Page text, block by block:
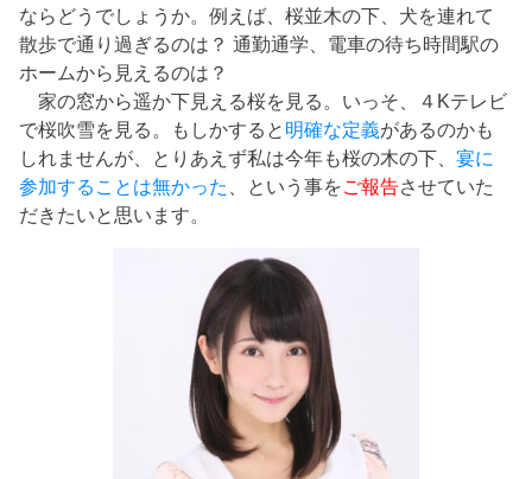
ならどうでしょうか。例えば、桜並木の下、犬を連れて
散歩で通り過ぎるのは？ 通勤通学、電車の待ち時間駅の
ホームから見えるのは？
家の窓から遥か下見える桜を見る。いっそ、４Kテレビ
で桜吹雪を見る。もしかすると 明確な定義があるのかも
しれませんが、とりあえず私は今年も桜の木の下、宴に
参加することは無かった
、という事をご報告させていた
だきたいと思います。